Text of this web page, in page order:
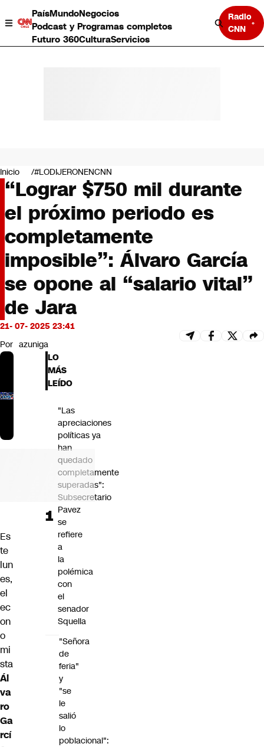
PaísMundoNegocios
Podcast y Programas completos
Futuro 360CulturaServicios
Radio
CNN
Negocios
Deportes
Programas completos
Cultura
Servicios
Bits
CNN Data
CNN tiempo
Futuro 360
Opinión
Inicio #LODIJERONENCNN
“Lograr $750 mil durante
el próximo periodo es
completamente
imposible”: Álvaro García
se opone al “salario vital”
de Jara
21- 07- 2025 23:41
Por azuniga
Es
te
lun
es,
el
ec
on
o
mi
sta
Ál
va
ro
Ga
rcí
LO
MÁS
LEÍDO
"Las
apreciaciones
políticas ya
han
quedado
completamente
superadas":
Subsecretario
Pavez
se
refiere
a
la
polémica
con
el
senador
Squella
"Señora
de
feria"
y
"se
le
salió
lo
poblacional":